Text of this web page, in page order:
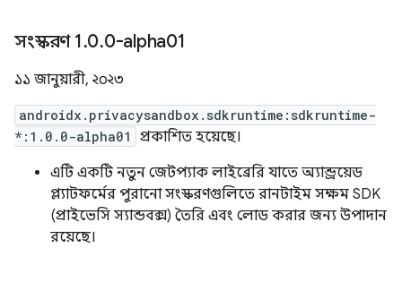
সংস্করণ 1.0.0-alpha01
১১ জানুয়ারী, ২০২৩
androidx.privacysandbox.sdkruntime:sdkruntime-
*:1.0.0-alpha01
প্রকাশিত হয়েছে।
এটি একটি নতুন জেটপ্যাক লাইব্রেরি যাতে অ্যান্ড্রয়েড
প্ল্যাটফর্মের পুরানো সংস্করণগুলিতে রানটাইম সক্ষম SDK
(প্রাইভেসি স্যান্ডবক্স) তৈরি এবং লোড করার জন্য উপাদান
রয়েছে।